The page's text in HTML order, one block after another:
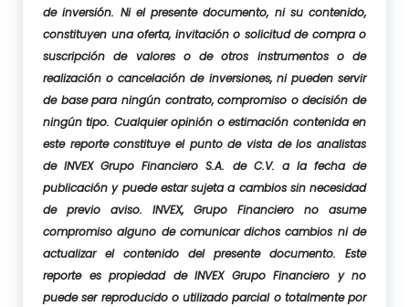
de inversión. Ni el presente documento, ni su contenido,
constituyen una oferta, invitación o solicitud de compra o
suscripción de valores o de otros instrumentos o de
realización o cancelación de inversiones, ni pueden servir
de base para ningún contrato, compromiso o decisión de
ningún tipo. Cualquier opinión o estimación contenida en
este reporte constituye el punto de vista de los analistas
de INVEX Grupo Financiero S.A. de C.V. a la fecha de
publicación y puede estar sujeta a cambios sin necesidad
de previo aviso. INVEX, Grupo Financiero no asume
compromiso alguno de comunicar dichos cambios ni de
actualizar el contenido del presente documento. Este
reporte es propiedad de INVEX Grupo Financiero y no
puede ser reproducido o utilizado parcial o totalmente por